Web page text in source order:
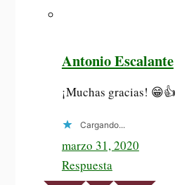
Antonio Escalante
¡Muchas gracias! 😁👍
Cargando...
marzo 31, 2020
Respuesta